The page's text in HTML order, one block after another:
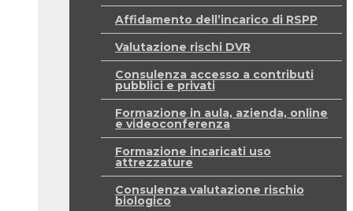
Affidamento dell’incarico di RSPP
Valutazione rischi DVR
Consulenza accesso a contributi
pubblici e privati
Formazione in aula, azienda, online
e videoconferenza
Formazione incaricati uso
attrezzature
Consulenza valutazione rischio
biologico